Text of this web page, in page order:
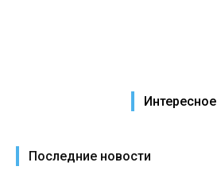
Интересное
Последние новости